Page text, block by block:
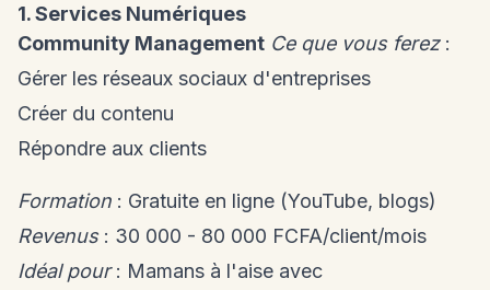
1. Services Numériques
Community Management Ce que vous ferez:
Gérer les réseaux sociaux d'entreprises
Créer du contenu
Répondre aux clients
Formation : Gratuite en ligne (YouTube, blogs)
Revenus: 30 000 - 80 000 FCFA/client/mois
Idéal pour: Mamans à l'aise avec